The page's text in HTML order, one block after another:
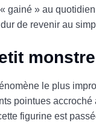
gainé » au
de revenir au
le plus
pointues accroché
figurine est